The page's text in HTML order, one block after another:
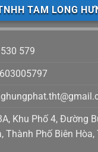
TAM LONG
579
Khu Phố 4, Đường
Thành Phố Biên